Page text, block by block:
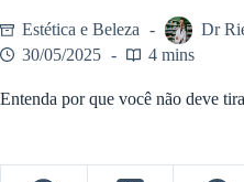
Estética e Beleza
Dr
30/05/2025
4 mins
Entenda por que você não deve